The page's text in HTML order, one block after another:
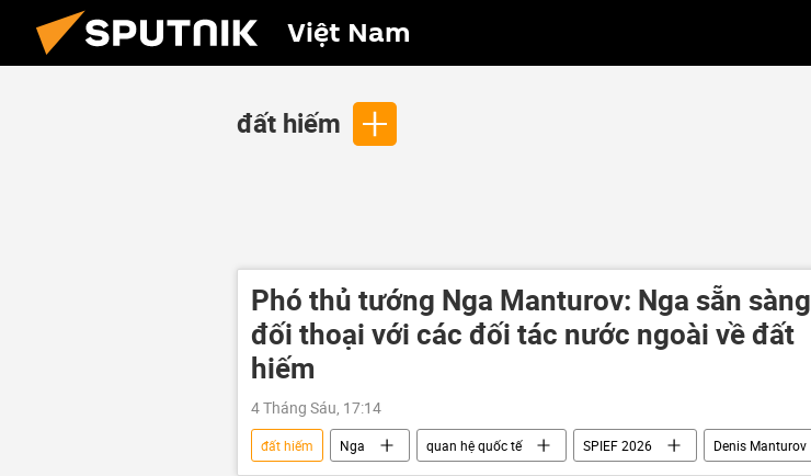
Việt Nam
đất hiếm
Phó thủ tướng Nga Manturov: Nga sẵn sàng
đối thoại với các đối tác nước ngoài về đất
hiếm
4 Tháng Sáu, 17:14
đất hiếm Nga quan hệ quốc tế SPIEF 2026 Denis Manturov